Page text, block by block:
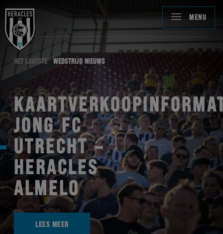
MENU
HET LAATSTE WEDSTRIJD NIEUWS
JONG FC
UTRECHT –
HERACLES
ALMELO
LEES MEER